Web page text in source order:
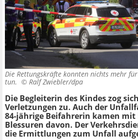
Die Rettungskräfte konnten nichts mehr
tun. © Ralf Zwiebler/dpa
Die Begleiterin des Kindes zog
Verletzungen zu. Auch der
84-jährige Beifahrerin kamen mit
Blessuren davon. Der
die Ermittlungen zum Unfall